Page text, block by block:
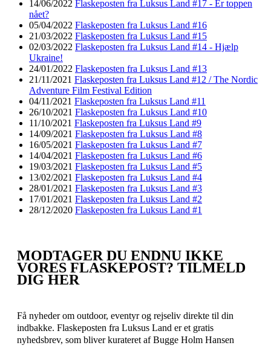
14/06/2022 Flaskeposten fra Luksus Land #17 - Er toppen
nået?
05/04/2022 Flaskeposten fra Luksus Land #16
21/03/2022 Flaskeposten fra Luksus Land #15
02/03/2022 Flaskeposten fra Luksus Land #14 - Hjælp
Ukraine!
24/01/2022 Flaskeposten fra Luksus Land #13
21/11/2021 Flaskeposten fra Luksus Land #12 / The Nordic
Adventure Film Festival Edition
04/11/2021 Flaskeposten fra Luksus Land #11
26/10/2021 Flaskeposten fra Luksus Land #10
11/10/2021 Flaskeposten fra Luksus Land #9
14/09/2021 Flaskeposten fra Luksus Land #8
16/05/2021 Flaskeposten fra Luksus Land #7
14/04/2021 Flaskeposten fra Luksus Land #6
19/03/2021 Flaskeposten fra Luksus Land #5
13/02/2021 Flaskeposten fra Luksus Land #4
28/01/2021 Flaskeposten fra Luksus Land #3
17/01/2021 Flaskeposten fra Luksus Land #2
28/12/2020 Flaskeposten fra Luksus Land #1
MODTAGER DU ENDNU IKKE
VORES FLASKEPOST? TILMELD
DIG HER
Få nyheder om outdoor, eventyr og rejseliv direkte til din
indbakke. Flaskeposten fra Luksus Land er et gratis
nyhedsbrev, som bliver kurateret af Bugge Holm Hansen